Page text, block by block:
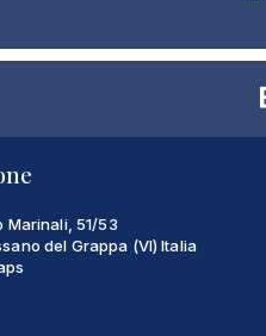
Marinali, 51/53
del Grappa (VI) Italia